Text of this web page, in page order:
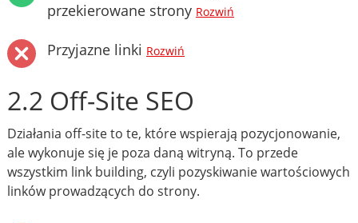
przekierowane strony Rozwiń
Przyjazne linki Rozwiń
2.2 Off-Site SEO
Działania off-site to te, które wspierają pozycjonowanie,
ale wykonuje się je poza daną witryną. To przede
wszystkim link building, czyli pozyskiwanie wartościowych
linków prowadzących do strony.